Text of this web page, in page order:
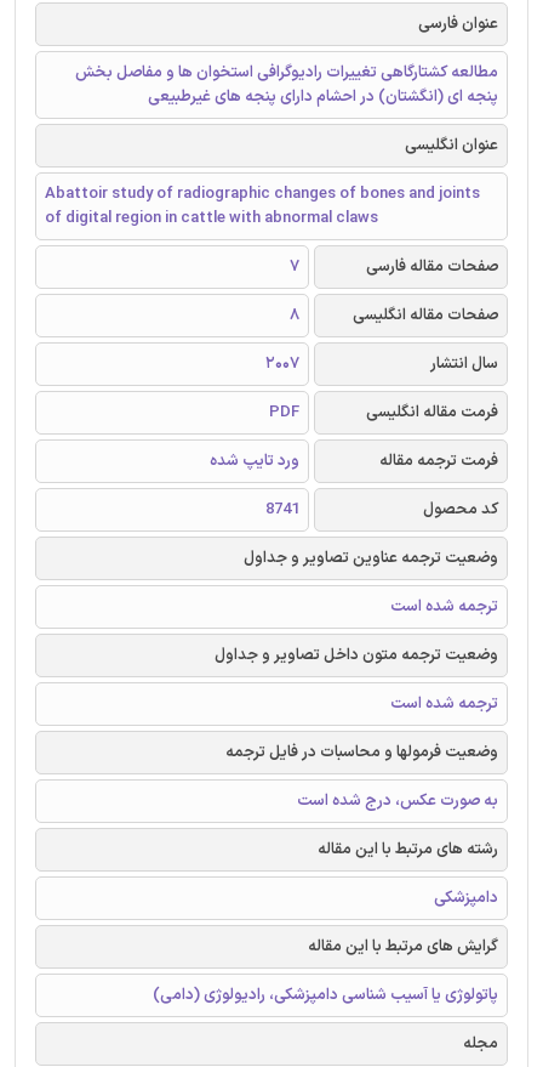
عنوان فارسی
مطالعه کشتارگاهی تغییرات رادیوگرافی استخوان ها و مفاصل بخش
پنجه ای (انگشتان) در احشام دارای پنجه های غیرطبیعی
عنوان انگلیسی
Abattoir study of radiographic changes of bones and joints
of digital region in cattle with abnormal claws
صفحات مقاله فارسی
7
صفحات مقاله انگلیسی
8
سال انتشار
2007
فرمت مقاله انگلیسی
PDF
فرمت ترجمه مقاله
ورد تایپ شده
کد محصول
8741
وضعیت ترجمه عناوین تصاویر و جداول
ترجمه شده است
وضعیت ترجمه متون داخل تصاویر و جداول
ترجمه شده است
وضعیت فرمولها و محاسبات در فایل ترجمه
به صورت عکس، درج شده است
رشته های مرتبط با این مقاله
دامپزشکی
گرایش های مرتبط با این مقاله
پاتولوژی یا آسیب شناسی دامپزشکی، رادیولوژی (دامی)
مجله